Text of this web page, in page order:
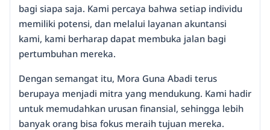
bagi siapa saja. Kami percaya bahwa setiap individu
memiliki potensi, dan melalui layanan akuntansi
kami, kami berharap dapat membuka jalan bagi
pertumbuhan mereka.
Dengan semangat itu, Mora Guna Abadi terus
berupaya menjadi mitra yang mendukung. Kami hadir
untuk memudahkan urusan finansial, sehingga lebih
banyak orang bisa fokus meraih tujuan mereka.